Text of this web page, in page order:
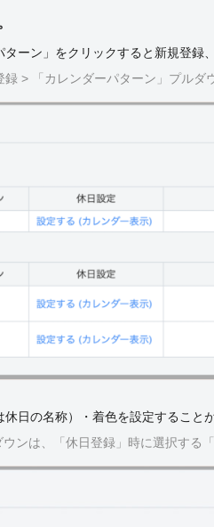
ーン」をクリックすると新規登録
> 「カレンダーパターン」プルダ
日の名称）・着色を設定することが
ンは、「休日登録」時に選択する